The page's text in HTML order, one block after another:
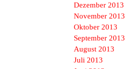
Dezember 2013
November 2013
Oktober 2013
September 2013
August 2013
Juli 2013